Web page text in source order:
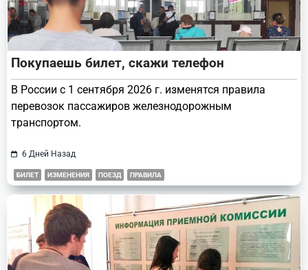
Покупаешь билет, скажи телефон
В России с 1 сентября 2026 г. изменятся правила
перевозок пассажиров железнодорожным
транспортом.
6 Дней Назад
БИЛЕТ ИЗМЕНЕНИЯ ПОЕЗД ПРАВИЛА